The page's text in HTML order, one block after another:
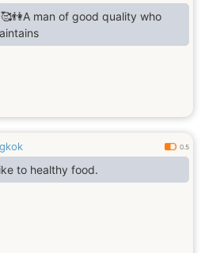
man of good quality who
0.5
to healthy food.